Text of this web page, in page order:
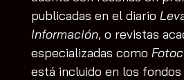
publicadas en el diario
Información, o revistas
especializadas como
está incluido en los fondos